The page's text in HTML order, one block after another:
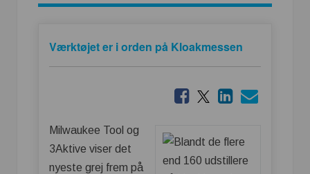
Værktøjet er i orden på Kloakmessen
Milwaukee Tool og
3Aktive viser det
nyeste grej frem på